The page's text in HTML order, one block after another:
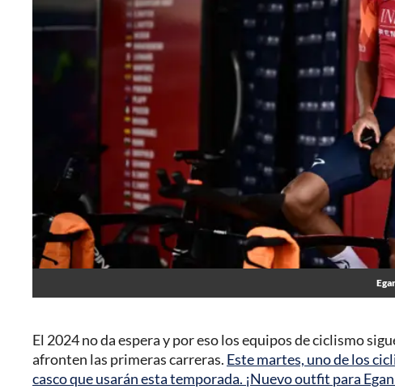
El 2024 no da espera y por eso los equipos de ciclismo
afronten las primeras carreras. Este martes, uno de los
casco que usarán esta temporada. ¡Nuevo outfit para